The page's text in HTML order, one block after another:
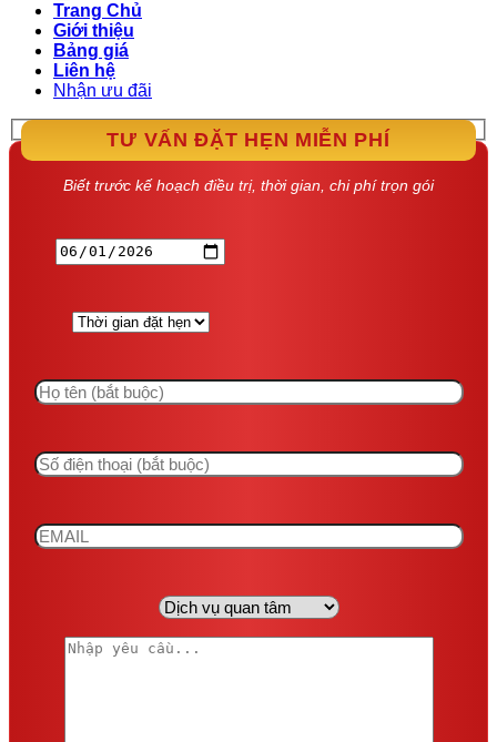
Trang Chủ
Giới thiệu
Bảng giá
Liên hệ
Nhận ưu đãi
TƯ VẤN ĐẶT HẸN MIỄN PHÍ
Biết trước kế hoạch điều trị, thời gian, chi phí trọn gói